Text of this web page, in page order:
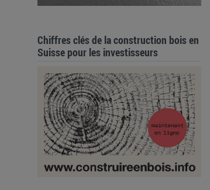
Chiffres clés de la construction bois en
Suisse pour les investisseurs